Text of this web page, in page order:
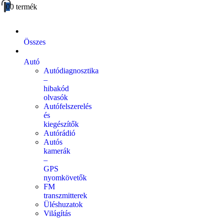
00 termék
Összes
Autó
Autódiagnosztika
–
hibakód
olvasók
Autófelszerelés
és
kiegészítők
Autórádió
Autós
kamerák
–
GPS
nyomkövetők
FM
transzmitterek
Üléshuzatok
Világítás